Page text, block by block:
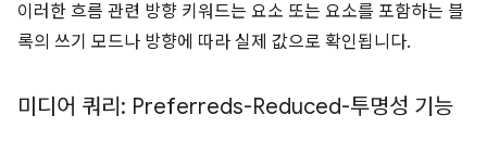
이러한 흐름 관련 방향 키워드는 요소 또는 요소를 포함하는 블
록의 쓰기 모드나 방향에 따라 실제 값으로 확인됩니다.
미디어 쿼리: Preferreds-Reduced-투명성 기능